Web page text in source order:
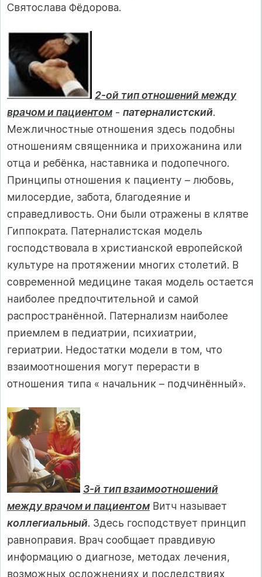
Святослава Фёдорова.
2-ой тип отношений между
врачом и пациентом - патерналистский.
Межличностные отношения здесь подобны
отношениям священника и прихожанина или
отца и ребёнка, наставника и подопечного.
Принципы отношения к пациенту – любовь,
милосердие, забота, благодеяние и
справедливость. Они были отражены в клятве
Гиппократа. Патерналистская модель
господствовала в христианской европейской
культуре на протяжении многих столетий. В
современной медицине такая модель остается
наиболее предпочтительной и самой
распространённой. Патернализм наиболее
приемлем в педиатрии, психиатрии,
гериатрии. Недостатки модели в том, что
взаимоотношения могут перерасти в
отношения типа « начальник – подчинённый».
3-й тип взаимоотношений
между врачом и пациентом Витч называет
коллегиальный. Здесь господствует принцип
равноправия. Врач сообщает правдивую
информацию о диагнозе, методах лечения,
возможных осложнениях и последствиях